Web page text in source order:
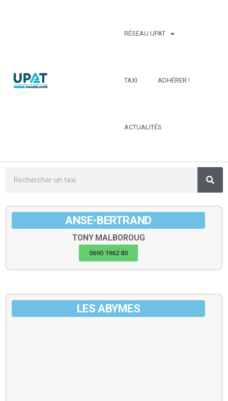
RÉSEAU UPAT
TAXI ADHÉRER !
ACTUALITÉS
ANSE-BERTRAND
TONY MALBOROUG
0690 1962 80
LES ABYMES